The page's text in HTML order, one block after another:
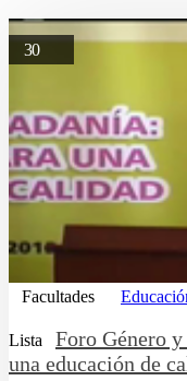
30
Facultades
Lista Foro Género
una educación de